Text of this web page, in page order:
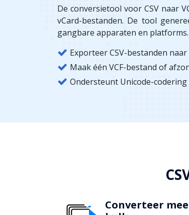
De conversietool voor CSV naar
vCard-bestanden. De tool
gangbare apparaten en platforms.
Exporteer CSV-bestanden
Maak één VCF-bestand of
Ondersteunt Unicode-
Converteer